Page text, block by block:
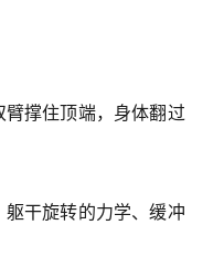
撑住顶端，身体翻过
干旋转的力学、缓冲